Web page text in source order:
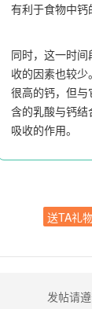
有利于食物中钙
同时，这一时
收的因素也较
很高的钙，但
含的乳酸与钙
吸收的作用。
送TA礼
发帖请